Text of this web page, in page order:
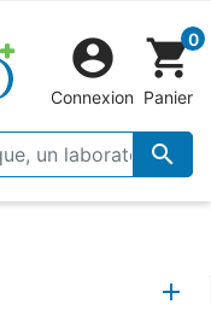


Connexion
shopping_cart0
Panier